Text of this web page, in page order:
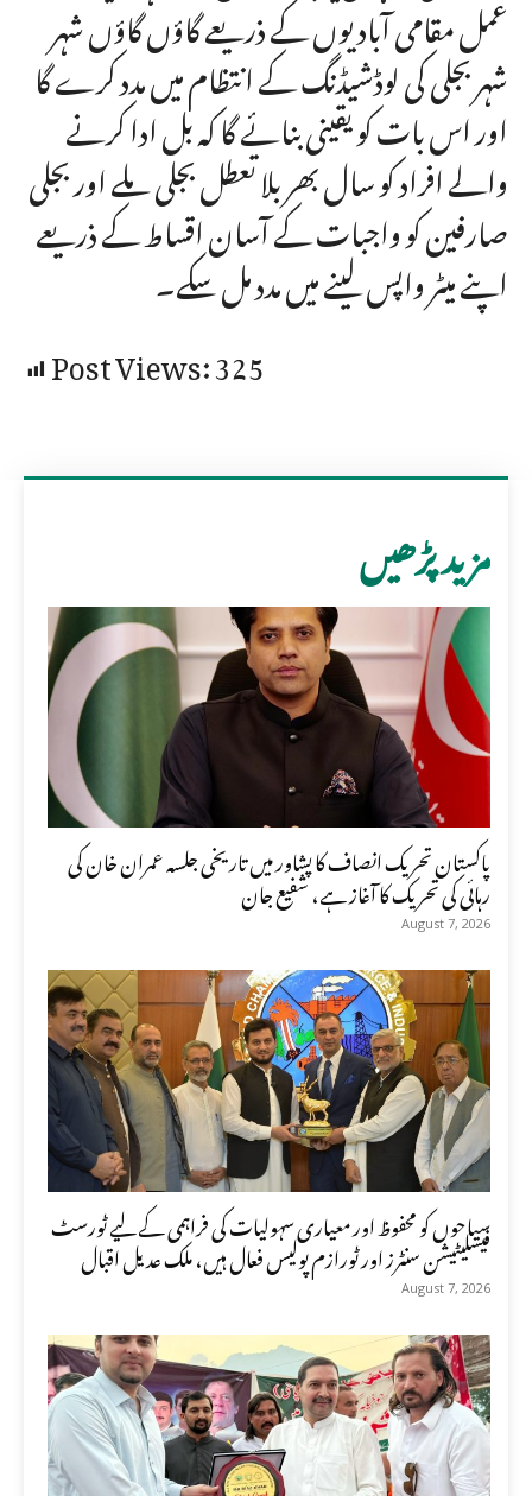
عمل مقامی آبادیوں کے ذریعے گاؤں گاؤں شہر
شہر بجلی کی لوڈشیڈنگ کے انتظام میں مدد کرے گا
اور اس بات کو یقینی بنائے گا کہ بل ادا کرنے
والے افراد کو سال بھر بلا تعطل بجلی ملے اور بجلی
صارفین کو واجبات کے آسان اقساط کے ذریعے
اپنے میٹر واپس لینے میں مدد مل سکے۔
Post Views:325
مزید پڑھیں
پاکستان تحریک انصاف کا پشاور میں تاریخی جلسہ عمران خان کی
رہائی کی تحریک کا آغاز ہے، شفیع جان
August 7, 2026
سیاحوں کو محفوظ اور معیاری سہولیات کی فراہمی کے لیے ٹورسٹ
فیسلیٹیشن سنٹرز اور ٹورازم پولیس فعال ہیں، ملک عدیل اقبال
August 7, 2026